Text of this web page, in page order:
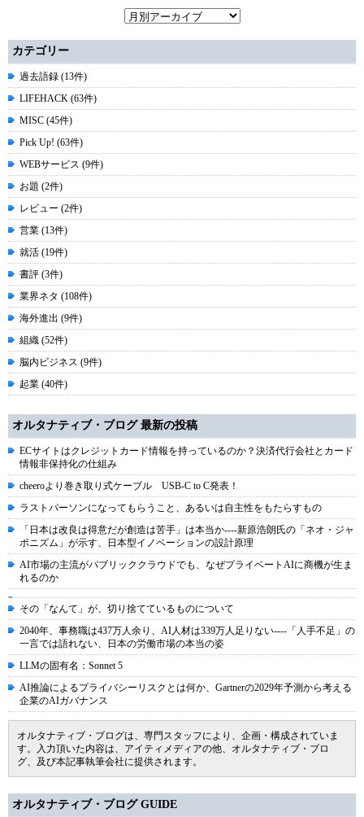
カテゴリー
過去語録 (13件)
LIFEHACK (63件)
MISC (45件)
Pick Up! (63件)
WEBサービス (9件)
お題 (2件)
レビュー (2件)
営業 (13件)
就活 (19件)
書評 (3件)
業界ネタ (108件)
海外進出 (9件)
組織 (52件)
脳内ビジネス (9件)
起業 (40件)
オルタナティブ・ブログ 最新の投稿
ECサイトはクレジットカード情報を持っているのか？決済代行会社とカード
情報非保持化の仕組み
cheeroより巻き取り式ケーブル USB-C to C発表！
ラストパーソンになってもらうこと、あるいは自主性をもたらすもの
「日本は改良は得意だが創造は苦手」は本当か----新原浩朗氏の「ネオ・ジャ
ポニズム」が示す、日本型イノベーションの設計原理
AI市場の主流がパブリッククラウドでも、なぜプライベートAIに商機が生ま
れるのか
その「なんて」が、切り捨てているものについて
2040年、事務職は437万人余り、AI人材は339万人足りない----「人手不足」の
一言では語れない、日本の労働市場の本当の姿
LLMの固有名：Sonnet 5
AI推論によるプライバシーリスクとは何か、Gartnerの2029年予測から考える
企業のAIガバナンス
オルタナティブ・ブログは、専門スタッフにより、企画・構成されていま
す。入力頂いた内容は、アイティメディアの他、オルタナティブ・ブロ
グ、及び本記事執筆会社に提供されます。
オルタナティブ・ブログ GUIDE